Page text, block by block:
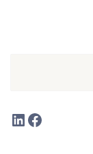
LinkedIn
Facebook